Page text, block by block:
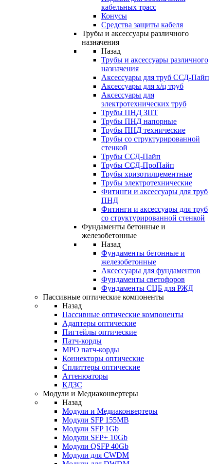
кабельных трасс
Конусы
Средства защиты кабеля
Трубы и аксессуары различного
назначения
Назад
Трубы и аксессуары различного
назначения
Аксессуары для труб ССД-Пайп
Аксессуары для х/ц труб
Аксессуары для
электротехнических труб
Трубы ПНД ЗПТ
Трубы ПНД напорные
Трубы ПНД технические
Трубы со структурированной
стенкой
Трубы ССД-Пайп
Трубы ССД-ПроПайп
Трубы хризотилцементные
Трубы электротехнические
Фитинги и аксессуары для труб
ПНД
Фитинги и аксессуары для труб
со структурированной стенкой
Фундаменты бетонные и
железобетонные
Назад
Фундаменты бетонные и
железобетонные
Аксессуары для фундаментов
Фундаменты светофоров
Фундаменты СЦБ для РЖД
Пассивные оптические компоненты
Назад
Пассивные оптические компоненты
Адаптеры оптические
Пигтейлы оптические
Патч-корды
MPO патч-корды
Коннекторы оптические
Сплиттеры оптические
Аттенюаторы
КДЗС
Модули и Медиаконвертеры
Назад
Модули и Медиаконвертеры
Модули SFP 155MB
Модули SFP 1Gb
Модули SFP+ 10Gb
Модули QSFP 40Gb
Модули для CWDM